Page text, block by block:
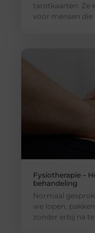
tarotkaarten. Ze
voor mensen die
Fysiotherapie –
behandeling
Normaal
we lopen,
zonder erbij na te